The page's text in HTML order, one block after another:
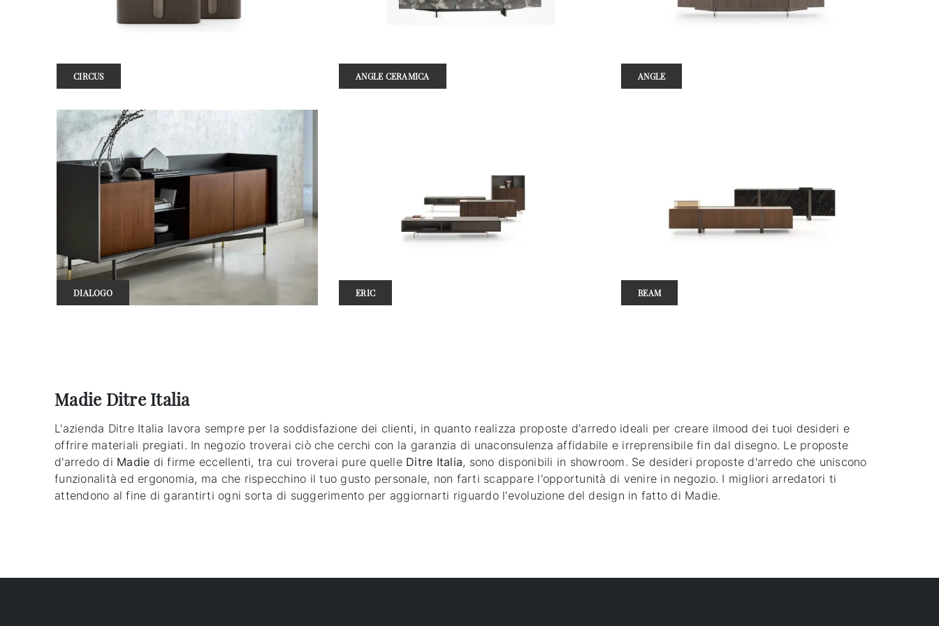
CIRCUS ANGLE CERAMICA ANGLE
DIALOGO ERIC BEAM
Madie Ditre Italia
L'azienda Ditre Italia lavora sempre per la soddisfazione dei clienti, in quanto realizza proposte d'arredo ideali per creare ilmood dei tuoi desideri e
offrire materiali pregiati. In negozio troverai ciò che cerchi con la garanzia di unaconsulenza affidabile e irreprensibile fin dal disegno. Le proposte
d'arredo di Madie di firme eccellenti, tra cui troverai pure quelle Ditre Italia, sono disponibili in showroom. Se desideri proposte d'arredo che uniscono
funzionalità ed ergonomia, ma che rispecchino il tuo gusto personale, non farti scappare l'opportunità di venire in negozio. I migliori arredatori ti
attendono al fine di garantirti ogni sorta di suggerimento per aggiornarti riguardo l'evoluzione del design in fatto di Madie.